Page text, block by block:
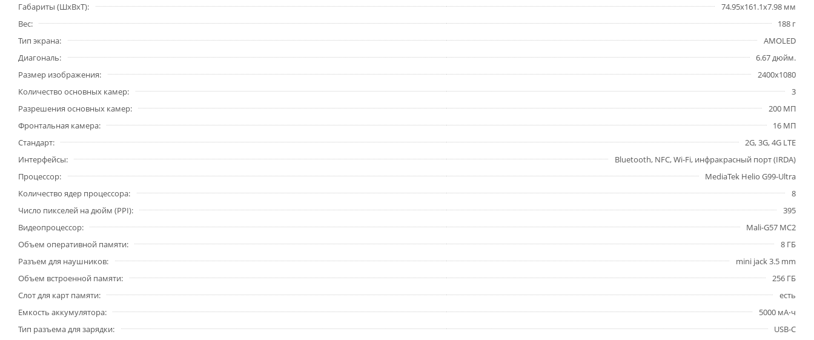
Габариты (ШxВxТ)
74.95x161.1x7.98 мм
Вес
188 г
Тип экрана
AMOLED
Диагональ
6.67 дюйм.
Размер изображения
2400x1080
Количество основных камер
3
Разрешения основных камер
200 МП
Фронтальная камера
16 МП
Стандарт
2G, 3G, 4G LTE
Интерфейсы
Bluetooth, NFC, Wi-Fi, инфракрасный порт (IRDA)
Процессор
MediaTek Helio G99-Ultra
Количество ядер процессора
8
Число пикселей на дюйм (PPI)
395
Видеопроцессор
Mali-G57 MC2
Объем оперативной памяти
8 ГБ
Разъем для наушников
mini jack 3.5 mm
Объем встроенной памяти
256 ГБ
Слот для карт памяти
есть
Емкость аккумулятора
5000 мА⋅ч
Тип разъема для зарядки
USB-C